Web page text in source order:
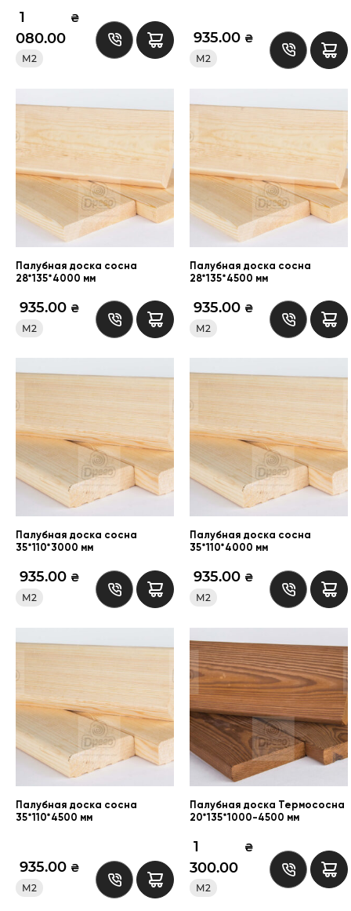
₴
1
080.00
М2
₴
935.00
М2
Палубная доска сосна
28*135*4000 мм
₴
935.00
М2
Палубная доска сосна
28*135*4500 мм
₴
935.00
М2
Палубная доска сосна
35*110*3000 мм
₴
935.00
М2
Палубная доска сосна
35*110*4000 мм
₴
935.00
М2
Палубная доска сосна
35*110*4500 мм
₴
935.00
М2
Палубная доска Термососна
20*135*1000-4500 мм
₴
1
300.00
М2